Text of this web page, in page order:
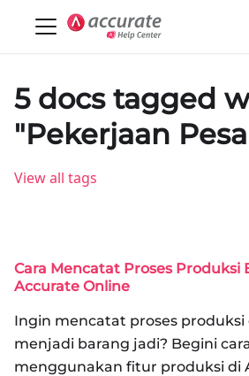
5 docs tagged
"Pekerjaan
View all tags
Cara Mencatat Proses Produksi
Accurate Online
Ingin mencatat proses
menjadi barang jadi? Begini
menggunakan fitur produksi di